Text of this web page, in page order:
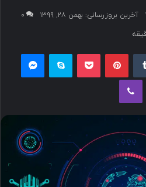
آخرین بروزرسانی: بهمن ۲۸, ۱۳۹۹
۰